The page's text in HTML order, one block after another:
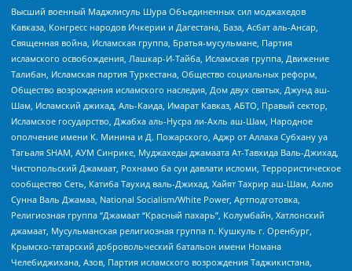
Высший военный Маджлисуль Шура Объединенных сил моджахедов
Кавказа, Конгресс народов Ичкерии и Дагестана, База, Асбат аль-Ансар,
Священная война, Исламская группа, Братья-мусульмане, Партия
исламского освобождения, Лашкар-И-Тайба, Исламская группа, Движение
Талибан, Исламская партия Туркестана, Общество социальных реформ,
Общество возрождения исламского наследия, Дом двух святых, Джунд аш-
Шам, Исламский джихад, Аль-Каида, Имарат Кавказ, АБТО, Правый сектор,
Исламское государство, Джабха аль-Нусра ли-Ахль аш-Шам, Народное
ополчение имени К. Минина и Д. Пожарского, Аджр от Аллаха Субхану уа
Тагьаля SHAM, АУМ Синрике, Муджахеды джамаата Ат-Тавхида Валь-Джихад,
Чистопольский Джамаат, Рохнамо ба суи давлати исломи, Террористическое
сообщество Сеть, Катиба Таухид валь-Джихад, Хайят Тахрир аш-Шам, Ахлю
Сунна Валь Джамаа, National Socialism/White Power, Артподготовка,
Религиозная группа “Джамаат “Красный пахарь”, Колумбайн, Хатлонский
джамаат, Мусульманская религиозная группа п. Кушкуль г. Оренбург,
Крымско-татарский добровольческий батальон имени Номана
Челебиджихана, Азов, Партия исламского возрождения Таджикистана,